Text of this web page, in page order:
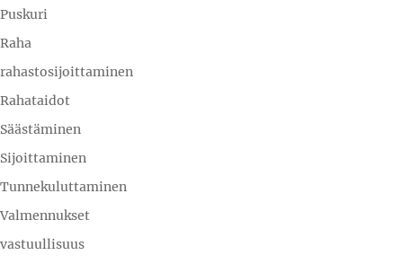
Puskuri
Raha
rahastosijoittaminen
Rahataidot
Säästäminen
Sijoittaminen
Tunnekuluttaminen
Valmennukset
vastuullisuus